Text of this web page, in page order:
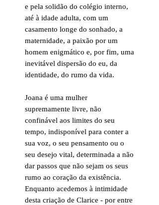
e pela solidão do colégio interno,
até à idade adulta, com um
casamento longe do sonhado, a
maternidade, a paixão por um
homem enigmático e, por fim, uma
inevitável dispersão do eu, da
identidade, do rumo da vida.
Joana é uma mulher
supremamente livre, não
confinável aos limites do seu
tempo, indisponível para conter a
sua voz, o seu pensamento ou o
seu desejo vital, determinada a não
dar passos que não sejam os seus
rumo ao coração da existência.
Enquanto acedemos à intimidade
desta criação de Clarice - por entre